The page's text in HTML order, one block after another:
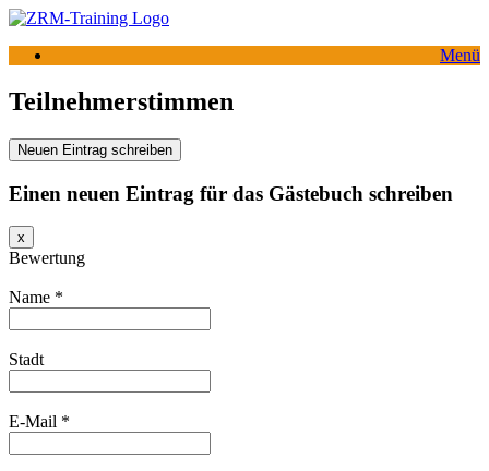
Zum
springen
Menü
Teilnehmerstimmen
Einen neuen Eintrag für das Gästebuch schreiben
x
Formular
ausblenden
Bewertung
Name *
Stadt
E-Mail *